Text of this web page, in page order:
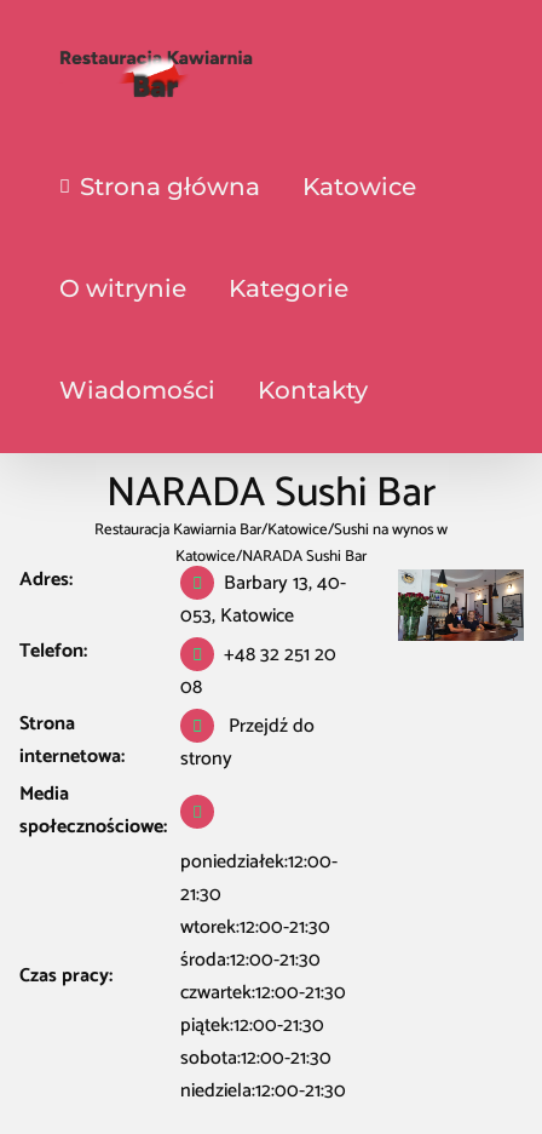
Strona główna Katowice
O witrynie Kategorie
Wiadomości Kontakty
NARADA Sushi Bar
Restauracja Kawiarnia Bar/Katowice/Sushi na wynos w
Katowice/NARADA Sushi Bar
Adres:
Barbary 13, 40-
053, Katowice
Telefon:
+48 32 251 20
08
Strona
internetowa:
Przejdź do
strony
Media
społecznościowe:
Czas pracy:
poniedziałek:12:00-
21:30
wtorek:12:00-21:30
środa:12:00-21:30
czwartek:12:00-21:30
piątek:12:00-21:30
sobota:12:00-21:30
niedziela:12:00-21:30